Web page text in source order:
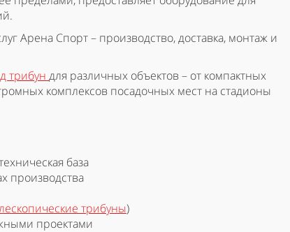
Арена Спорт – производство, доставка, монтаж и
трибун для различных объектов – от компактных
комплексов посадочных мест на стадионы
база
производства
трибуны)
проектами